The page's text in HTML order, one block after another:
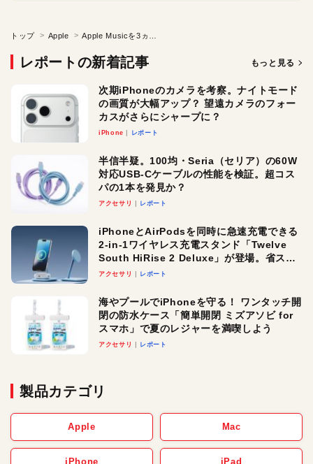
トップ Apple
レポートの新着記事 もっと見る
次期iPhoneのカメラを考察。ナイトモード
の画質が大幅アップ？ 望遠カメラのフォー
カスがさらにシャープに？
iPhone レポート
半信半疑。100均・Seria（セリア）の60W
対応USB-Cケーブルの性能を検証。超コス
パの1本を発見か？
アクセサリ レポート
iPhoneとAirPodsを同時に急速充電できる
2-in-1ワイヤレス充電スタンド「Twelve
South HiRise 2 Deluxe」が登場。省スペ
ースでおしゃれに充電したい人にオスス
アクセサリ レポート
海やプールでiPhoneを守る！ ワンタッチ開
閉の防水ケース「簡単開閉 ミズアソビ for
スマホ」で夏のレジャーを満喫しよう
アクセサリ レポート
製品カテゴリ
Apple Mac
iPhone iPad